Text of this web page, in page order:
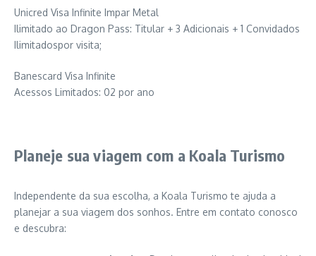
Unicred Visa Infinite Impar Metal
Ilimitado ao Dragon Pass: Titular + 3 Adicionais + 1 Convidados
Ilimitadospor visita;
Banescard Visa Infinite
Acessos Limitados: 02 por ano
Planeje sua viagem com a Koala Turismo
Independente da sua escolha, a Koala Turismo te ajuda a
planejar a sua viagem dos sonhos. Entre em contato conosco
e descubra: